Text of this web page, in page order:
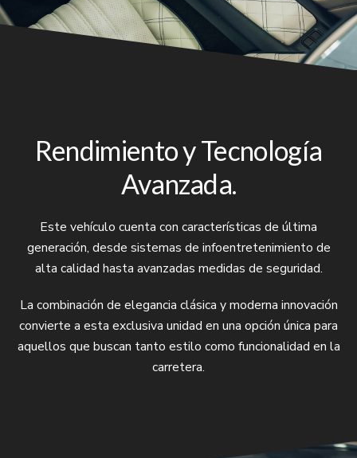
Rendimiento y Tecnología
Avanzada.
Este vehículo cuenta con características de última
generación, desde sistemas de infoentretenimiento de
alta calidad hasta avanzadas medidas de seguridad.
La combinación de elegancia clásica y moderna innovación
convierte a esta exclusiva unidad en una opción única para
aquellos que buscan tanto estilo como funcionalidad en la
carretera.